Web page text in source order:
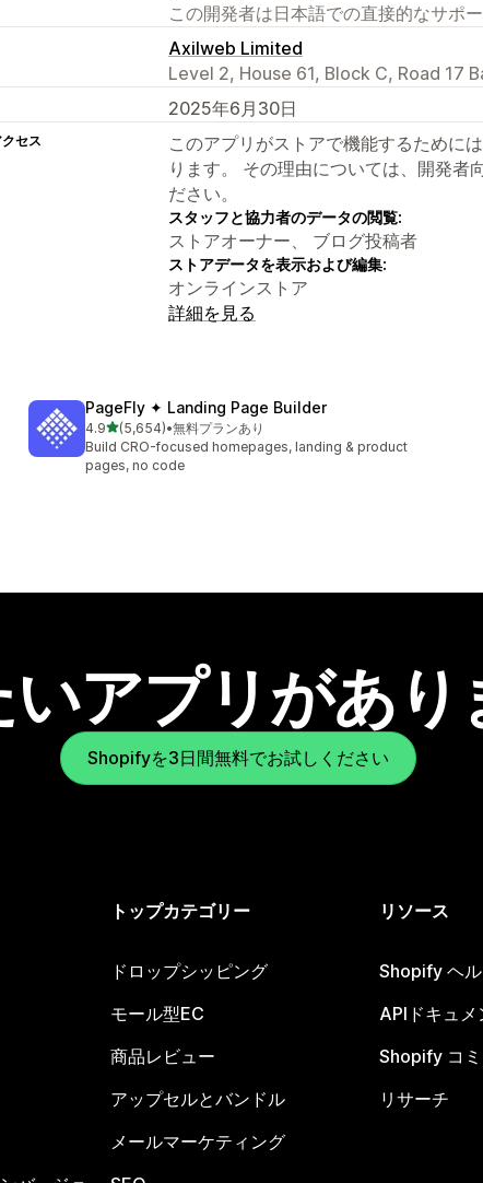
この開発者は日本語での直接的なサポ
Axilweb Limited
Level 2, House 61, Block C, Road 17
2025年6月30日
セス
このアプリがストアで機能するために
ります。 その理由については、開発者
ださい。
スタッフと協力者のデータの閲覧:
ストアオーナー、 ブログ投稿者
ストアデータを表示および編集:
オンラインストア
詳細を見る
PageFly ✦ Landing Page Builder
4.95つ星中
(5,654)
合計レビュー数：5654件
•無料プランあり
Build CRO-focused homepages, landing & product
pages, no code
アプリがあり
Shopifyを3日間無料でお試しください
トップカテゴリー
ドロップシッピング
モール型EC
商品レビュー
アップセルとバンドル
メールマーケティング
リソース
Shopify ヘ
APIドキュメ
Shopify コ
リサーチ